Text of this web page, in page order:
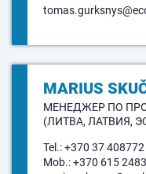
MARIUS
МЕНЕДЖЕР ПО
(ЛИТВА, ЛАТВИЯ,
Tel.:+370 37 408772
Mob.:+370 615